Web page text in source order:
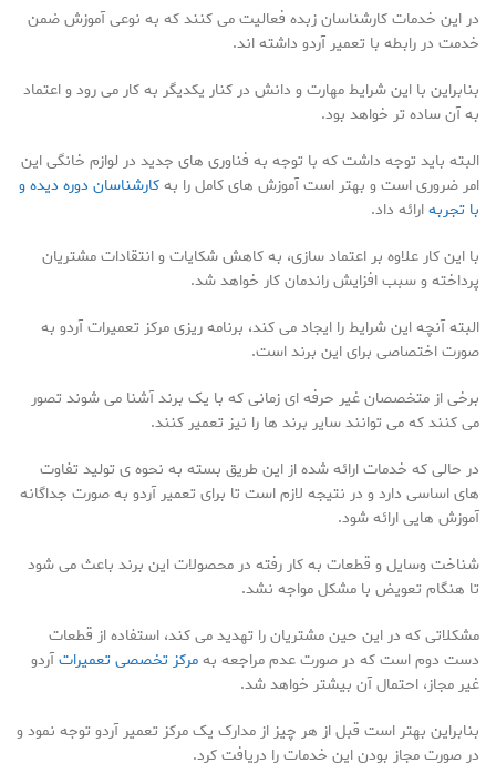
در این خدمات کارشناسان زبده فعالیت می کنند که به نوعی آموزش ضمن
خدمت در رابطه با تعمیر آردو داشته اند.
بنابراین با این شرایط مهارت و دانش در کنار یکدیگر به کار می رود و اعتماد
به آن ساده تر خواهد بود.
البته باید توجه داشت که با توجه به فناوری های جدید در لوازم خانگی این
امر ضروری است و بهتر است آموزش های کامل را بهکارشناسان دوره دیده و
با تجربهارائه داد.
با این کار علاوه بر اعتماد سازی، به کاهش شکایات و انتقادات مشتریان
پرداخته و سبب افزایش راندمان کار خواهد شد.
البته آنچه این شرایط را ایجاد می کند، برنامه ریزی مرکز تعمیرات آردو به
صورت اختصاصی برای این برند است.
برخی از متخصصان غیر حرفه ای زمانی که با یک برند آشنا می شوند تصور
می کنند که می توانند سایر برند ها را نیز تعمیر کنند.
در حالی که خدمات ارائه شده از این طریق بسته به نحوه ی تولید تفاوت
های اساسی دارد و در نتیجه لازم است تا برای تعمیر آردو به صورت جداگانه
آموزش هایی ارائه شود.
شناخت وسایل و قطعات به کار رفته در محصولات این برند باعث می شود
تا هنگام تعویض با مشکل مواجه نشد.
مشکلاتی که در این حین مشتریان را تهدید می کند، استفاده از قطعات
دست دوم است که در صورت عدم مراجعه بهمرکز تخصصی تعمیراتآردو
غیر مجاز، احتمال آن بیشتر خواهد شد.
بنابراین بهتر است قبل از هر چیز از مدارک یک مرکز تعمیر آردو توجه نمود و
در صورت مجاز بودن این خدمات را دریافت کرد.